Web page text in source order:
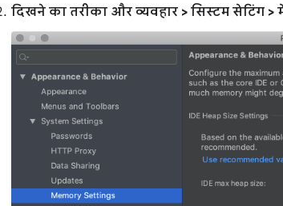
दिखने का तरीका और व्यवहार > सिस्टम सेटिंग >